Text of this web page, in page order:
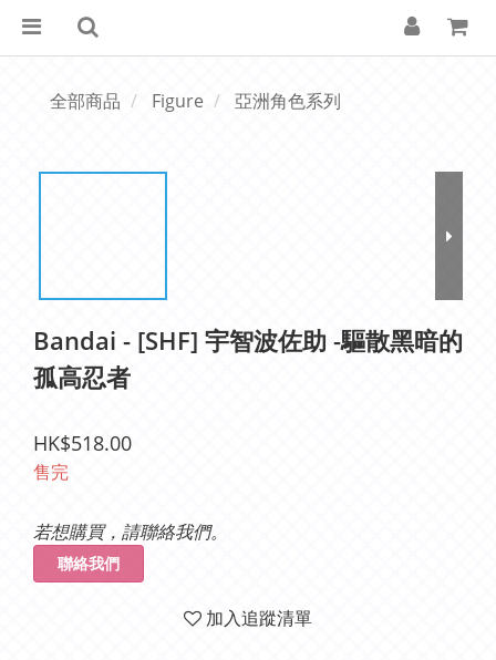
全部商品 Figure 亞洲角色系列
Bandai - [SHF] 宇智波佐助 -驅散黑暗的
孤高忍者
HK$518.00
售完
若想購買，請聯絡我們。
聯絡我們
加入追蹤清單